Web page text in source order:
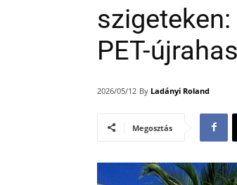
PET-
2026/05/12 By Ladányi Roland
Megosztás